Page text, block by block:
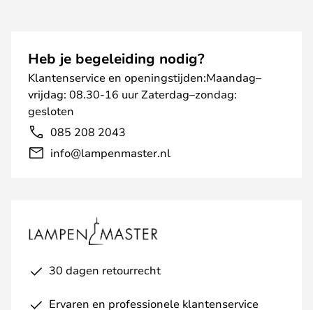
Heb je begeleiding nodig?
Klantenservice en openingstijden:Maandag–
vrijdag: 08.30-16 uur Zaterdag–zondag:
gesloten
085 208 2043
info@lampenmaster.nl
30 dagen retourrecht
Ervaren en professionele klantenservice